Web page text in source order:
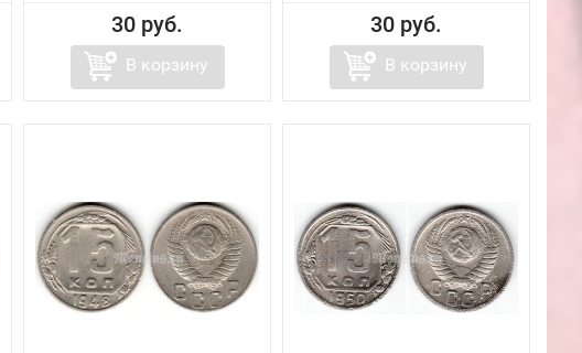
30 руб.
В корзину
30 руб.
В корзину